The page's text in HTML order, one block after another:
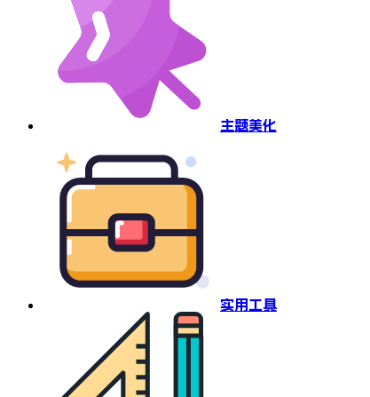
主题美化
实用工具